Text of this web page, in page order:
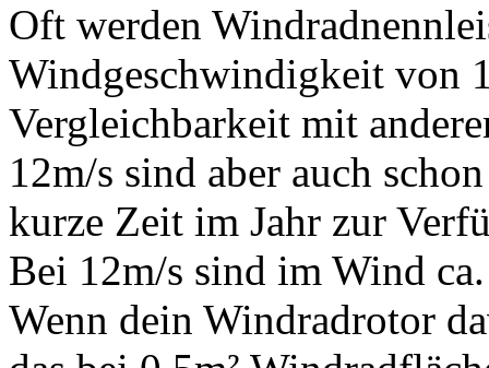
Oft werden
Windgeschwindigkeit von
Vergleichbarkeit mit
12m/s sind aber auch
kurze Zeit im Jahr zur
Bei 12m/s sind im Wind
Wenn dein Windradrotor